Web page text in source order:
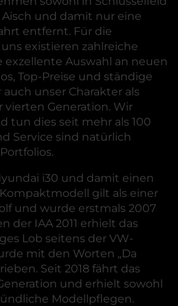
und damit nur eine
entfernt. Für die
existieren zahlreiche
exzellente Auswahl an neuen
Top-Preise und ständige
unser Charakter als
Generation. Wir
tun dies seit mehr als 100
Service sind natürlich
i30 und damit einen
gilt als einer
und wurde erstmals 2007
der IAA 2011 erhielt das
Lob seitens der VW-
mit den Worten „Da
Seit 2018 fährt das
und erhielt sowohl
Modellpflegen.